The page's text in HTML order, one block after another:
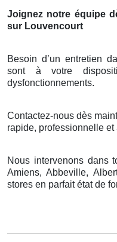
Joignez notre équipe
sur Louvencourt
Besoin d’un entretien
sont à votre
dysfonctionnements.
Contactez-nous dès
rapide, professionnelle
Nous intervenons dans
Amiens, Abbeville,
stores en parfait état de